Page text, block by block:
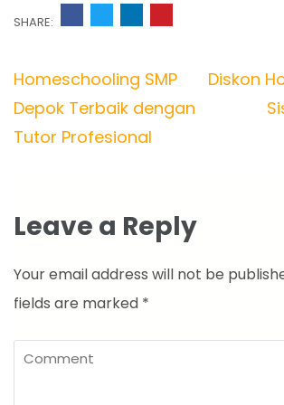
SHARE:
Post
navigation
Homeschooling SMP
Depok Terbaik dengan
Tutor Profesional
Diskon
Leave a Reply
Your email address will not be
fields are marked *
Comment